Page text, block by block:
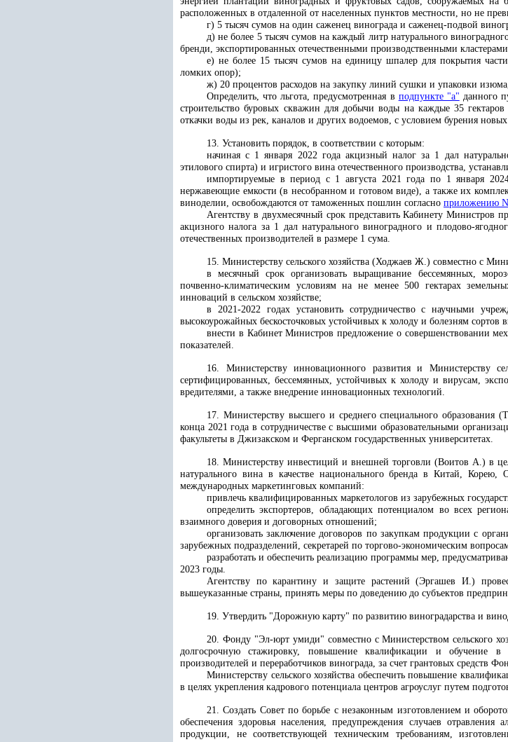
расположенных в отдаленной от населенных пунктов местности, но не
г) 5 тысяч сумов на один саженец винограда и саженец-подвой
д) не более 5 тысяч сумов на каждый литр натурального
бренди, экспортированных отечественными производственными
е) не более 15 тысяч сумов на единицу шпалер для покрытия
ломких опор);
ж) 20 процентов расходов на закупку линий сушки и упаковки
Определить, что льгота, предусмотренная в подпункте "а" данного
строительство буровых скважин для добычи воды на каждые 35
откачки воды из рек, каналов и других водоемов, с условием бурения
13. Установить порядок, в соответствии с которым:
начиная с 1 января 2022 года акцизный налог за 1 дал
этилового спирта) и игристого вина отечественного производства,
импортируемые в период с 1 августа 2021 года по 1 января
нержавеющие емкости (в несобранном и готовом виде), а также их
виноделии, освобождаются от таможенных пошлин согласно приложению
Агентству в двухмесячный срок представить Кабинету
акцизного налога за 1 дал натурального виноградного и плодово-
отечественных производителей в размере 1 сума.
15. Министерству сельского хозяйства (Ходжаев Ж.) совместно с
в месячный срок организовать выращивание бессемянных,
почвенно-климатическим условиям на не менее 500 гектарах
инноваций в сельском хозяйстве;
в 2021-2022 годах установить сотрудничество с научными
высокоурожайных бескосточковых устойчивых к холоду и болезням сортов
внести в Кабинет Министров предложение о совершенствовании
показателей.
16. Министерству инновационного развития и Министерству
сертифицированных, бессемянных, устойчивых к холоду и вирусам,
вредителями, а также внедрение инновационных технологий.
17. Министерству высшего и среднего специального
конца 2021 года в сотрудничестве с высшими образовательными
факультеты в Джизакском и Ферганском государственных университетах.
18. Министерству инвестиций и внешней торговли (Воитов А.) в
натурального вина в качестве национального бренда в Китай,
международных маркетинговых компаний:
привлечь квалифицированных маркетологов из зарубежных
определить экспортеров, обладающих потенциалом во всех
взаимного доверия и договорных отношений;
организовать заключение договоров по закупкам продукции с
зарубежных подразделений, секретарей по торгово-экономическим
разработать и обеспечить реализацию программы мер,
2023 годы.
Агентству по карантину и защите растений (Эргашев И.)
вышеуказанные страны, принять меры по доведению до субъектов
19. Утвердить "Дорожную карту" по развитию виноградарства и
20. Фонду "Эл-юрт умиди" совместно с Министерством сельского
долгосрочную стажировку, повышение квалификации и обучение в
производителей и переработчиков винограда, за счет грантовых
Министерству сельского хозяйства обеспечить повышение
в целях укрепления кадрового потенциала центров агроуслуг путем
21. Создать Совет по борьбе с незаконным изготовлением и
обеспечения здоровья населения, предупреждения случаев
продукции, не соответствующей техническим требованиям,